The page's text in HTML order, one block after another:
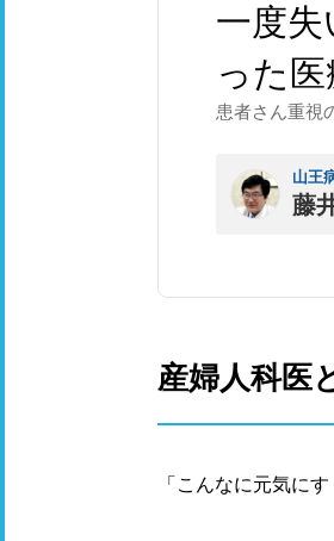
一度
った
患者さん重視
山王
藤
産婦人科医
「こんなに元気に